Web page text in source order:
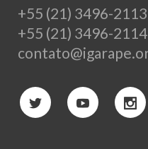
+55 (21) 3496-2113
+55 (21) 3496-2114